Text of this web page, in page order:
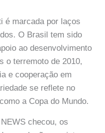
é marcada por laços
O Brasil tem sido
ao desenvolvimento
o terremoto de 2010,
e cooperação em
se reflete no
a Copa do Mundo.
checou, os